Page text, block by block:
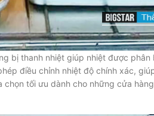
bị thanh nhiệt giúp nhiệt được
điều chỉnh nhiệt độ chính xác,
tối ưu dành cho những cửa